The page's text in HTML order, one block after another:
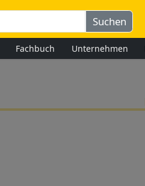
Fachbuch Unternehmen